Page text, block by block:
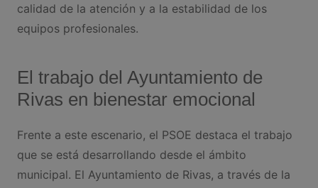
calidad de la atención y a la estabilidad de los
equipos profesionales.
El trabajo del Ayuntamiento de
Rivas en bienestar emocional
Frente a este escenario, el PSOE destaca el trabajo
que se está desarrollando desde el ámbito
municipal. El Ayuntamiento de Rivas, a través de la